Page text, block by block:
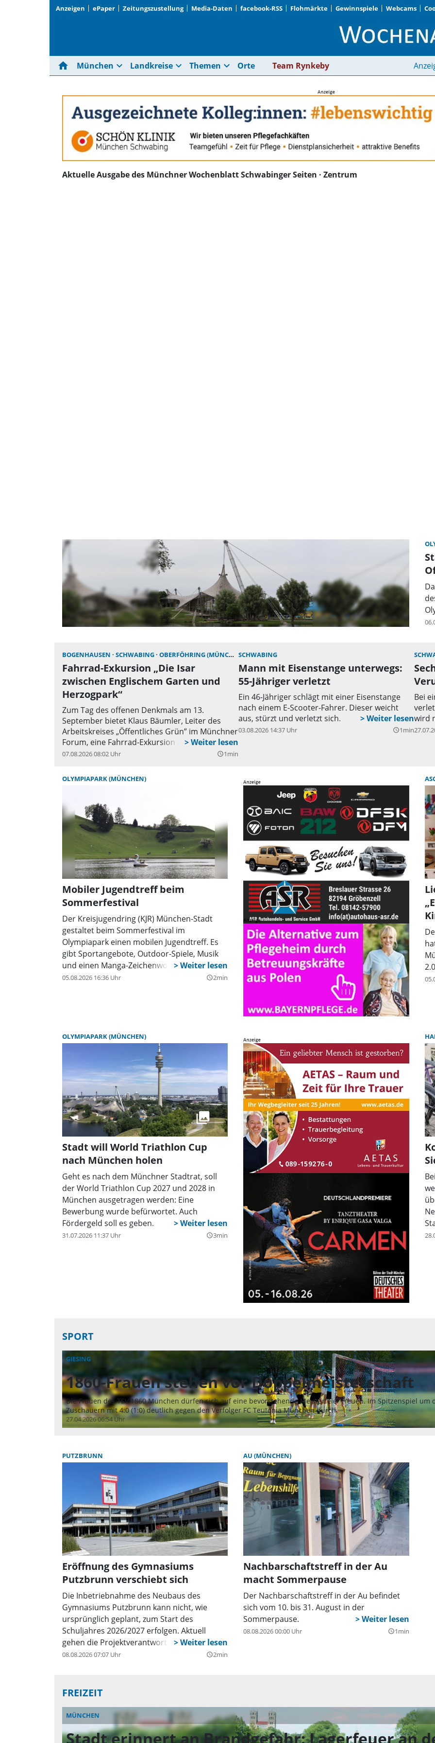
Anzeigen ePaper Zeitungszustellung Media-Daten facebook-RSS Flohmärkte Gewinnspiele Webcams
Wochenblatt
home München expand_more Landkreise expand_more Themen expand_more Orte Team Rynkeby
Aktuelle Ausgabe des Münchner Wochenblatt Schwabinger Seiten · Zentrum
BOGENHAUSEN SCHWABING OBERFÖHRING (MÜNCHEN)
Fahrrad-Exkursion „Die Isar
zwischen Englischem Garten und
Herzogpark“
Zum Tag des offenen Denkmals am 13.
September bietet Klaus Bäumler, Leiter des
Arbeitskreises „Öffentliches Grün” im Münchner
Forum, eine Fahrrad-Exkursion an der Isar an.
07.08.2026 08:02 Uhr query_builder1min
SCHWABING
Mann mit Eisenstange unterwegs:
55-Jähriger verletzt
Ein 46-Jähriger schlägt mit einer Eisenstange
nach einem E-Scooter-Fahrer. Dieser weicht
aus, stürzt und verletzt sich.
03.08.2026 14:37 Uhr query_builder1min
Bei
wird
OLYMPIAPARK (MÜNCHEN)
Mobiler Jugendtreff beim
Sommerfestival
Der Kreisjugendring (KJR) München-Stadt
gestaltet beim Sommerfestival im
Olympiapark einen mobilen Jugendtreff. Es
gibt Sportangebote, Outdoor-Spiele, Musik
und einen Manga-Zeichenworkshop.
Außerdem informiert der KJR über seine
05.08.2026 16:36 Uhr query_builder2min
OLYMPIAPARK (MÜNCHEN)
Stadt will World Triathlon Cup
nach München holen
Geht es nach dem Münchner Stadtrat, soll
der World Triathlon Cup 2027 und 2028 in
München ausgetragen werden: Eine
Bewerbung wurde befürwortet. Auch
Fördergeld soll es geben.
31.07.2026 11:37 Uhr query_builder3min
SPORT
GIESING
1860-Frauen stehen vor Doppelmeisterschaft
Die Frauen des TSV 1860 München dürfen sich auf eine bevorstehende Meisterfeier freuen. Im Spitzenspiel
Zuschauern mit 4:0 (1:0) deutlich gegen den Verfolger FC Teutonia München durch.
27.04.2026 06:54 Uhr
PUTZBRUNN
Eröffnung des Gymnasiums
Putzbrunn verschiebt sich
Die Inbetriebnahme des Neubaus des
Gymnasiums Putzbrunn kann nicht, wie
ursprünglich geplant, zum Start des
Schuljahres 2026/2027 erfolgen. Aktuell
gehen die Projektverantwortlichen davon
aus, dass der Unterricht im Neubau nach
08.08.2026 07:07 Uhr query_builder2min
AU (MÜNCHEN)
Nachbarschaftstreff in der Au
macht Sommerpause
Der Nachbarschaftstreff in der Au befindet
sich vom 10. bis 31. August in der
Sommerpause.
08.08.2026 00:00 Uhr query_builder1min
FREIZEIT
MÜNCHEN
Stadt erinnert an Brandgefahr: Lagerfeuer an